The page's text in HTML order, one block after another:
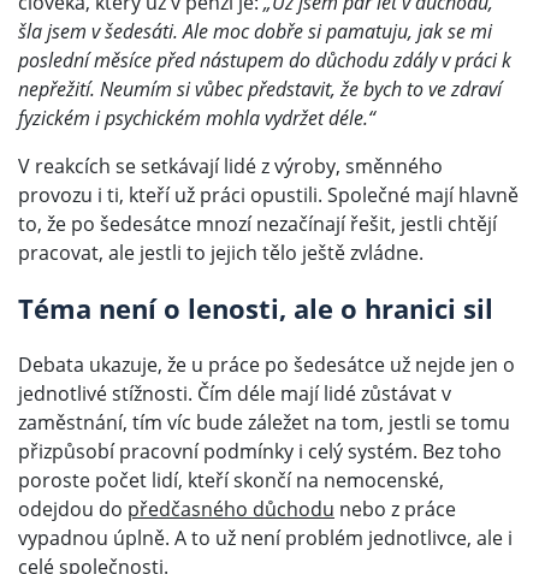
šla jsem v šedesáti. Ale moc dobře si pamatuju, jak se mi
poslední měsíce před nástupem do důchodu zdály v práci k
nepřežití. Neumím si vůbec představit, že bych to ve zdraví
fyzickém i psychickém mohla vydržet déle.“
V reakcích se setkávají lidé z výroby, směnného
provozu i ti, kteří už práci opustili. Společné mají hlavně
to, že po šedesátce mnozí nezačínají řešit, jestli chtějí
pracovat, ale jestli to jejich tělo ještě zvládne.
Téma není o lenosti, ale o hranici sil
Debata ukazuje, že u práce po šedesátce už nejde jen o
jednotlivé stížnosti. Čím déle mají lidé zůstávat v
zaměstnání, tím víc bude záležet na tom, jestli se tomu
přizpůsobí pracovní podmínky i celý systém. Bez toho
poroste počet lidí, kteří skončí na nemocenské,
odejdou do předčasného důchodu nebo z práce
vypadnou úplně. A to už není problém jednotlivce, ale i
celé společnosti.